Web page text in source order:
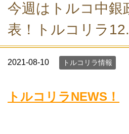
今週はトルコ中銀
表！トルコリラ
2021-08-10 トルコリラ情報
トルコリラNEWS！